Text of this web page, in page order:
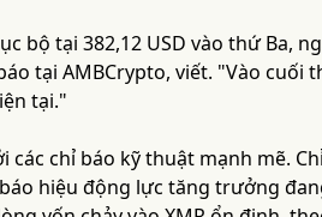
bộ tại 382,12 USD vào thứ Ba,
tại AMBCrypto, viết. "Vào
tại."
chỉ báo kỹ thuật mạnh mẽ.
hiệu động lực tăng trưởng